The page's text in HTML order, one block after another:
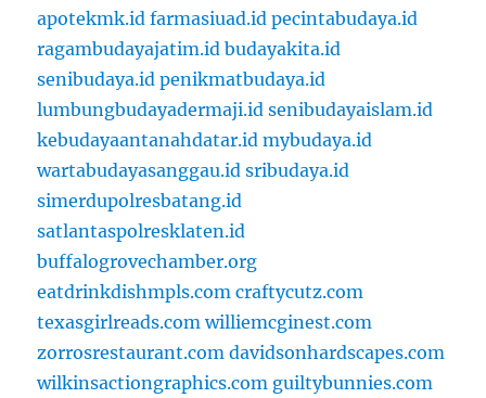
apotekmk.id farmasiuad.id pecintabudaya.id
ragambudayajatim.id budayakita.id
senibudaya.id penikmatbudaya.id
lumbungbudayadermaji.id senibudayaislam.id
kebudayaantanahdatar.id mybudaya.id
wartabudayasanggau.id sribudaya.id
simerdupolresbatang.id
satlantaspolresklaten.id
buffalogrovechamber.org
eatdrinkdishmpls.com craftycutz.com
texasgirlreads.com williemcginest.com
zorrosrestaurant.com davidsonhardscapes.com
wilkinsactiongraphics.com guiltybunnies.com